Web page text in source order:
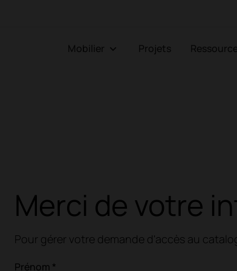
Mobilier Projets
Merci de votre
Pour gérer votre demande d'accès au
Prénom *